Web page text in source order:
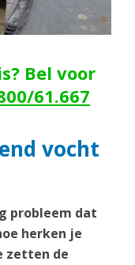
Bel voor
61.667
vocht
probleem dat
herken je
zetten de